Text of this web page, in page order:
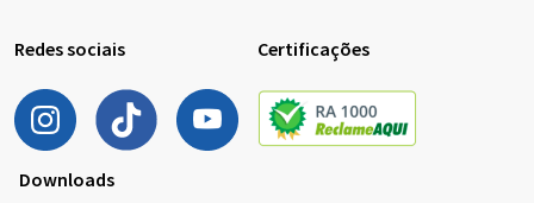
Redes sociais Certificações
Downloads